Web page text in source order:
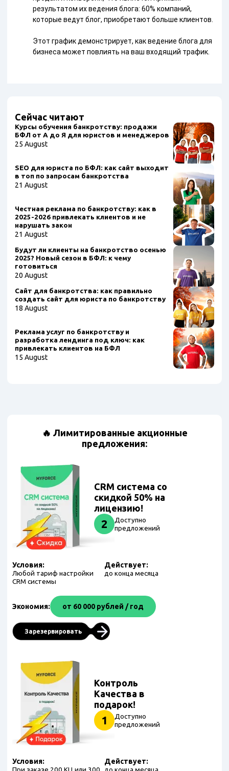
результатом их ведения блога: 60% компаний,
которые ведут блог, приобретают больше клиентов.
Этот график демонстрирует, как ведение блога для
бизнеса может повлиять на ваш входящий трафик.
Сейчас читают
Курсы обучения банкротству: продажи
БФЛ от А до Я для юристов и менеджеров
25 August
SEO для юриста по БФЛ: как сайт выходит
в топ по запросам банкротства
21 August
Честная реклама по банкротству: как в
2025-2026 привлекать клиентов и не
нарушать закон
21 August
Будут ли клиенты на банкротство осенью
2025? Новый сезон в БФЛ: к чему
готовиться
20 August
Сайт для банкротства: как правильно
создать сайт для юриста по банкротству
18 August
Реклама услуг по банкротству и
разработка лендинга под ключ: как
привлекать клиентов на БФЛ
15 August
🔥 Лимитированные акционные
предложения:
CRM система со
скидкой 50% на
лицензию!
2
Доступно
предложений
Условия:
Любой тариф настройки
CRM системы
Действует:
до конца месяца
Экономия: от 60 000 рублей / год
Зарезервировать
Контроль
Качества в
подарок!
1
Доступно
предложений
Условия:
Действует: